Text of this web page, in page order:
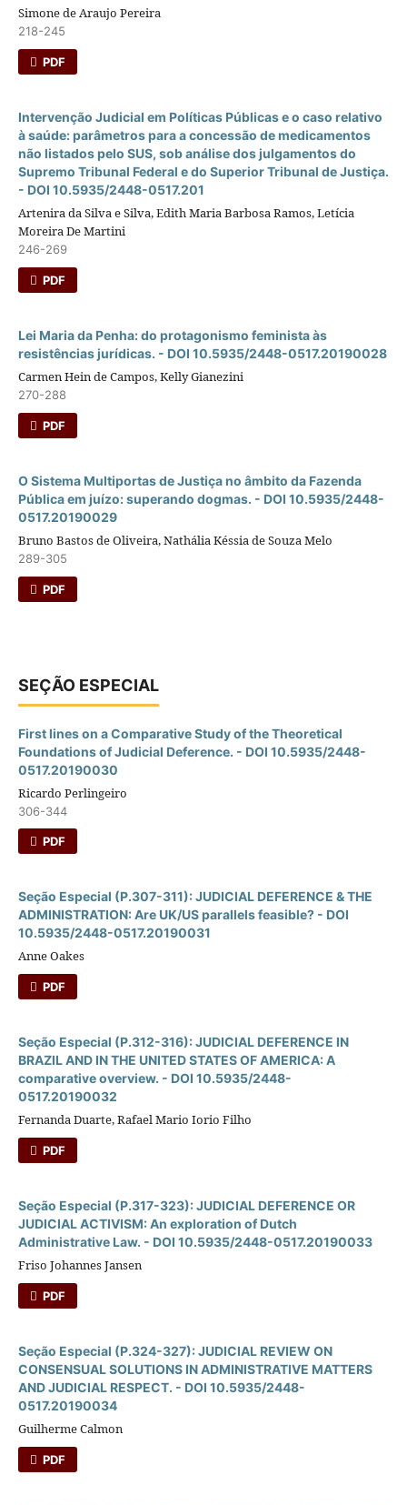
Simone de Araujo Pereira
218-245
PDF
Intervenção Judicial em Polí­ticas Públicas e o caso relativo
à saúde: parâmetros para a concessão de medicamentos
não listados pelo SUS, sob análise dos julgamentos do
Supremo Tribunal Federal e do Superior Tribunal de Justiça.
- DOI 10.5935/2448-0517.201
Artenira da Silva e Silva, Edith Maria Barbosa Ramos, Letícia
Moreira De Martini
246-269
PDF
Lei Maria da Penha: do protagonismo feminista às
resistências jurí­dicas. - DOI 10.5935/2448-0517.20190028
Carmen Hein de Campos, Kelly Gianezini
270-288
PDF
O Sistema Multiportas de Justiça no âmbito da Fazenda
Pública em juí­zo: superando dogmas. - DOI 10.5935/2448-
0517.20190029
Bruno Bastos de Oliveira, Nathália Késsia de Souza Melo
289-305
PDF
SEÇÃO ESPECIAL
First lines on a Comparative Study of the Theoretical
Foundations of Judicial Deference. - DOI 10.5935/2448-
0517.20190030
Ricardo Perlingeiro
306-344
PDF
Seção Especial (P.307-311): JUDICIAL DEFERENCE & THE
ADMINISTRATION: Are UK/US parallels feasible? - DOI
10.5935/2448-0517.20190031
Anne Oakes
PDF
Seção Especial (P.312-316): JUDICIAL DEFERENCE IN
BRAZIL AND IN THE UNITED STATES OF AMERICA: A
comparative overview. - DOI 10.5935/2448-
0517.20190032
Fernanda Duarte, Rafael Mario Iorio Filho
PDF
Seção Especial (P.317-323): JUDICIAL DEFERENCE OR
JUDICIAL ACTIVISM: An exploration of Dutch
Administrative Law. - DOI 10.5935/2448-0517.20190033
Friso Johannes Jansen
PDF
Seção Especial (P.324-327): JUDICIAL REVIEW ON
CONSENSUAL SOLUTIONS IN ADMINISTRATIVE MATTERS
AND JUDICIAL RESPECT. - DOI 10.5935/2448-
0517.20190034
Guilherme Calmon
PDF